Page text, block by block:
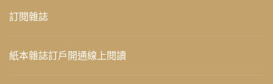
訂閱雜誌
紙本雜誌訂戶開通線上閱讀